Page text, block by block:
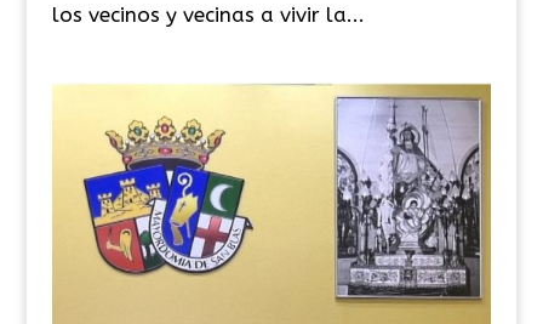
los vecinos y vecinas a vivir la...